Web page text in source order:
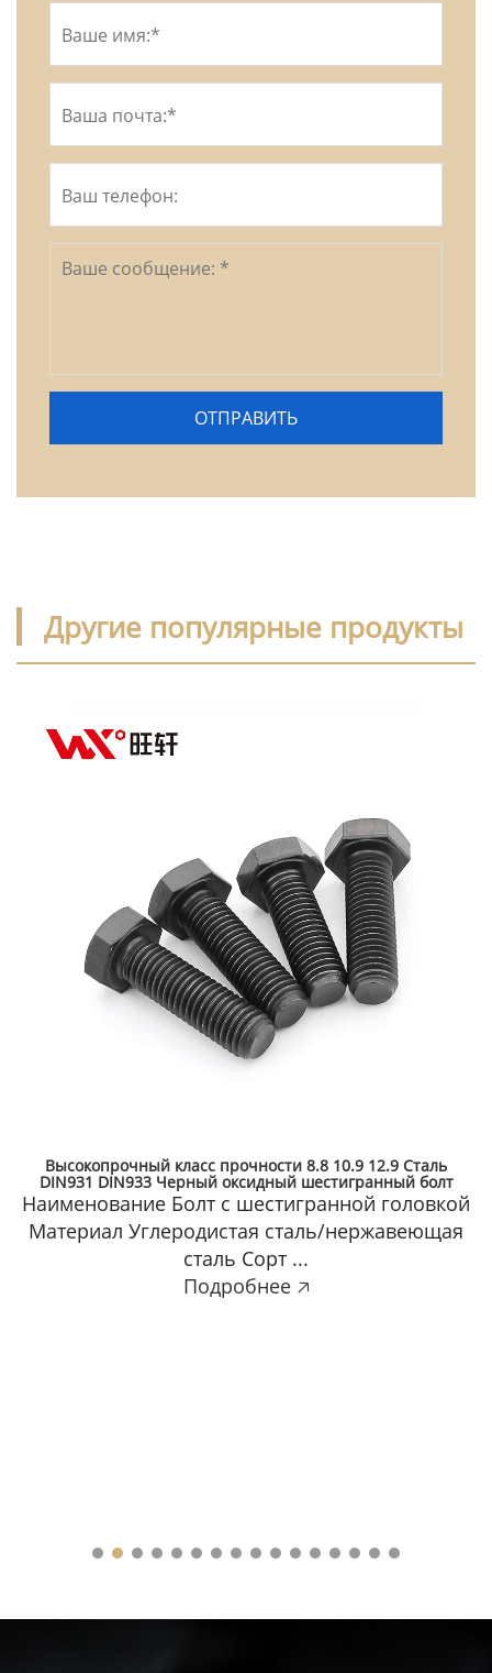
Другие популярные продукты
Пружинные штифт
Черные крепежные открытые полые упругие
цилиндрические штифт M5, M8, M10
Подробнее 🡥